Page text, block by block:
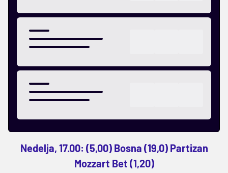
Nedelja, 17.00: (5,00) Bosna (19,0) Partizan
Mozzart Bet (1,20)